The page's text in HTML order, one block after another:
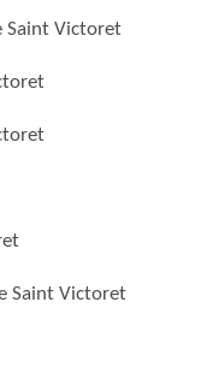
Saint Victoret
Saint Victoret